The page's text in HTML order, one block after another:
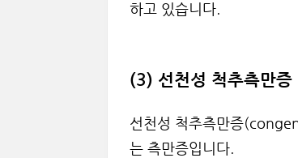
하고 있습니다.
(3) 선천성 척추측만증
선천성 척추측만증
는 측만증입니다.